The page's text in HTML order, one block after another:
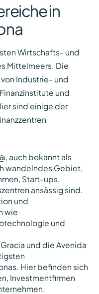
in
Wirtschafts- und
Mittelmeers. Die
Industrie- und
und
sind einige der
auch bekannt als
wandelndes Gebiet,
Start-ups,
ansässig sind.
und
wie
und
und die Avenida
Hier befinden sich
Investmentfirmen